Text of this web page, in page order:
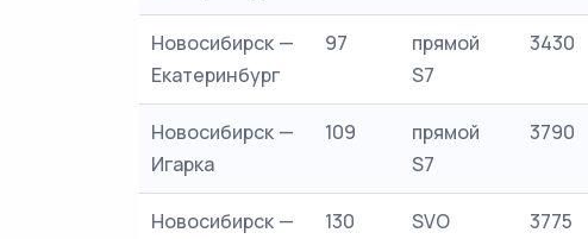
Новосибирск —
Екатеринбург
97
прямой
S7
3430
Новосибирск —
Игарка
109
прямой
S7
3790
Новосибирск —
130 SVO 3775